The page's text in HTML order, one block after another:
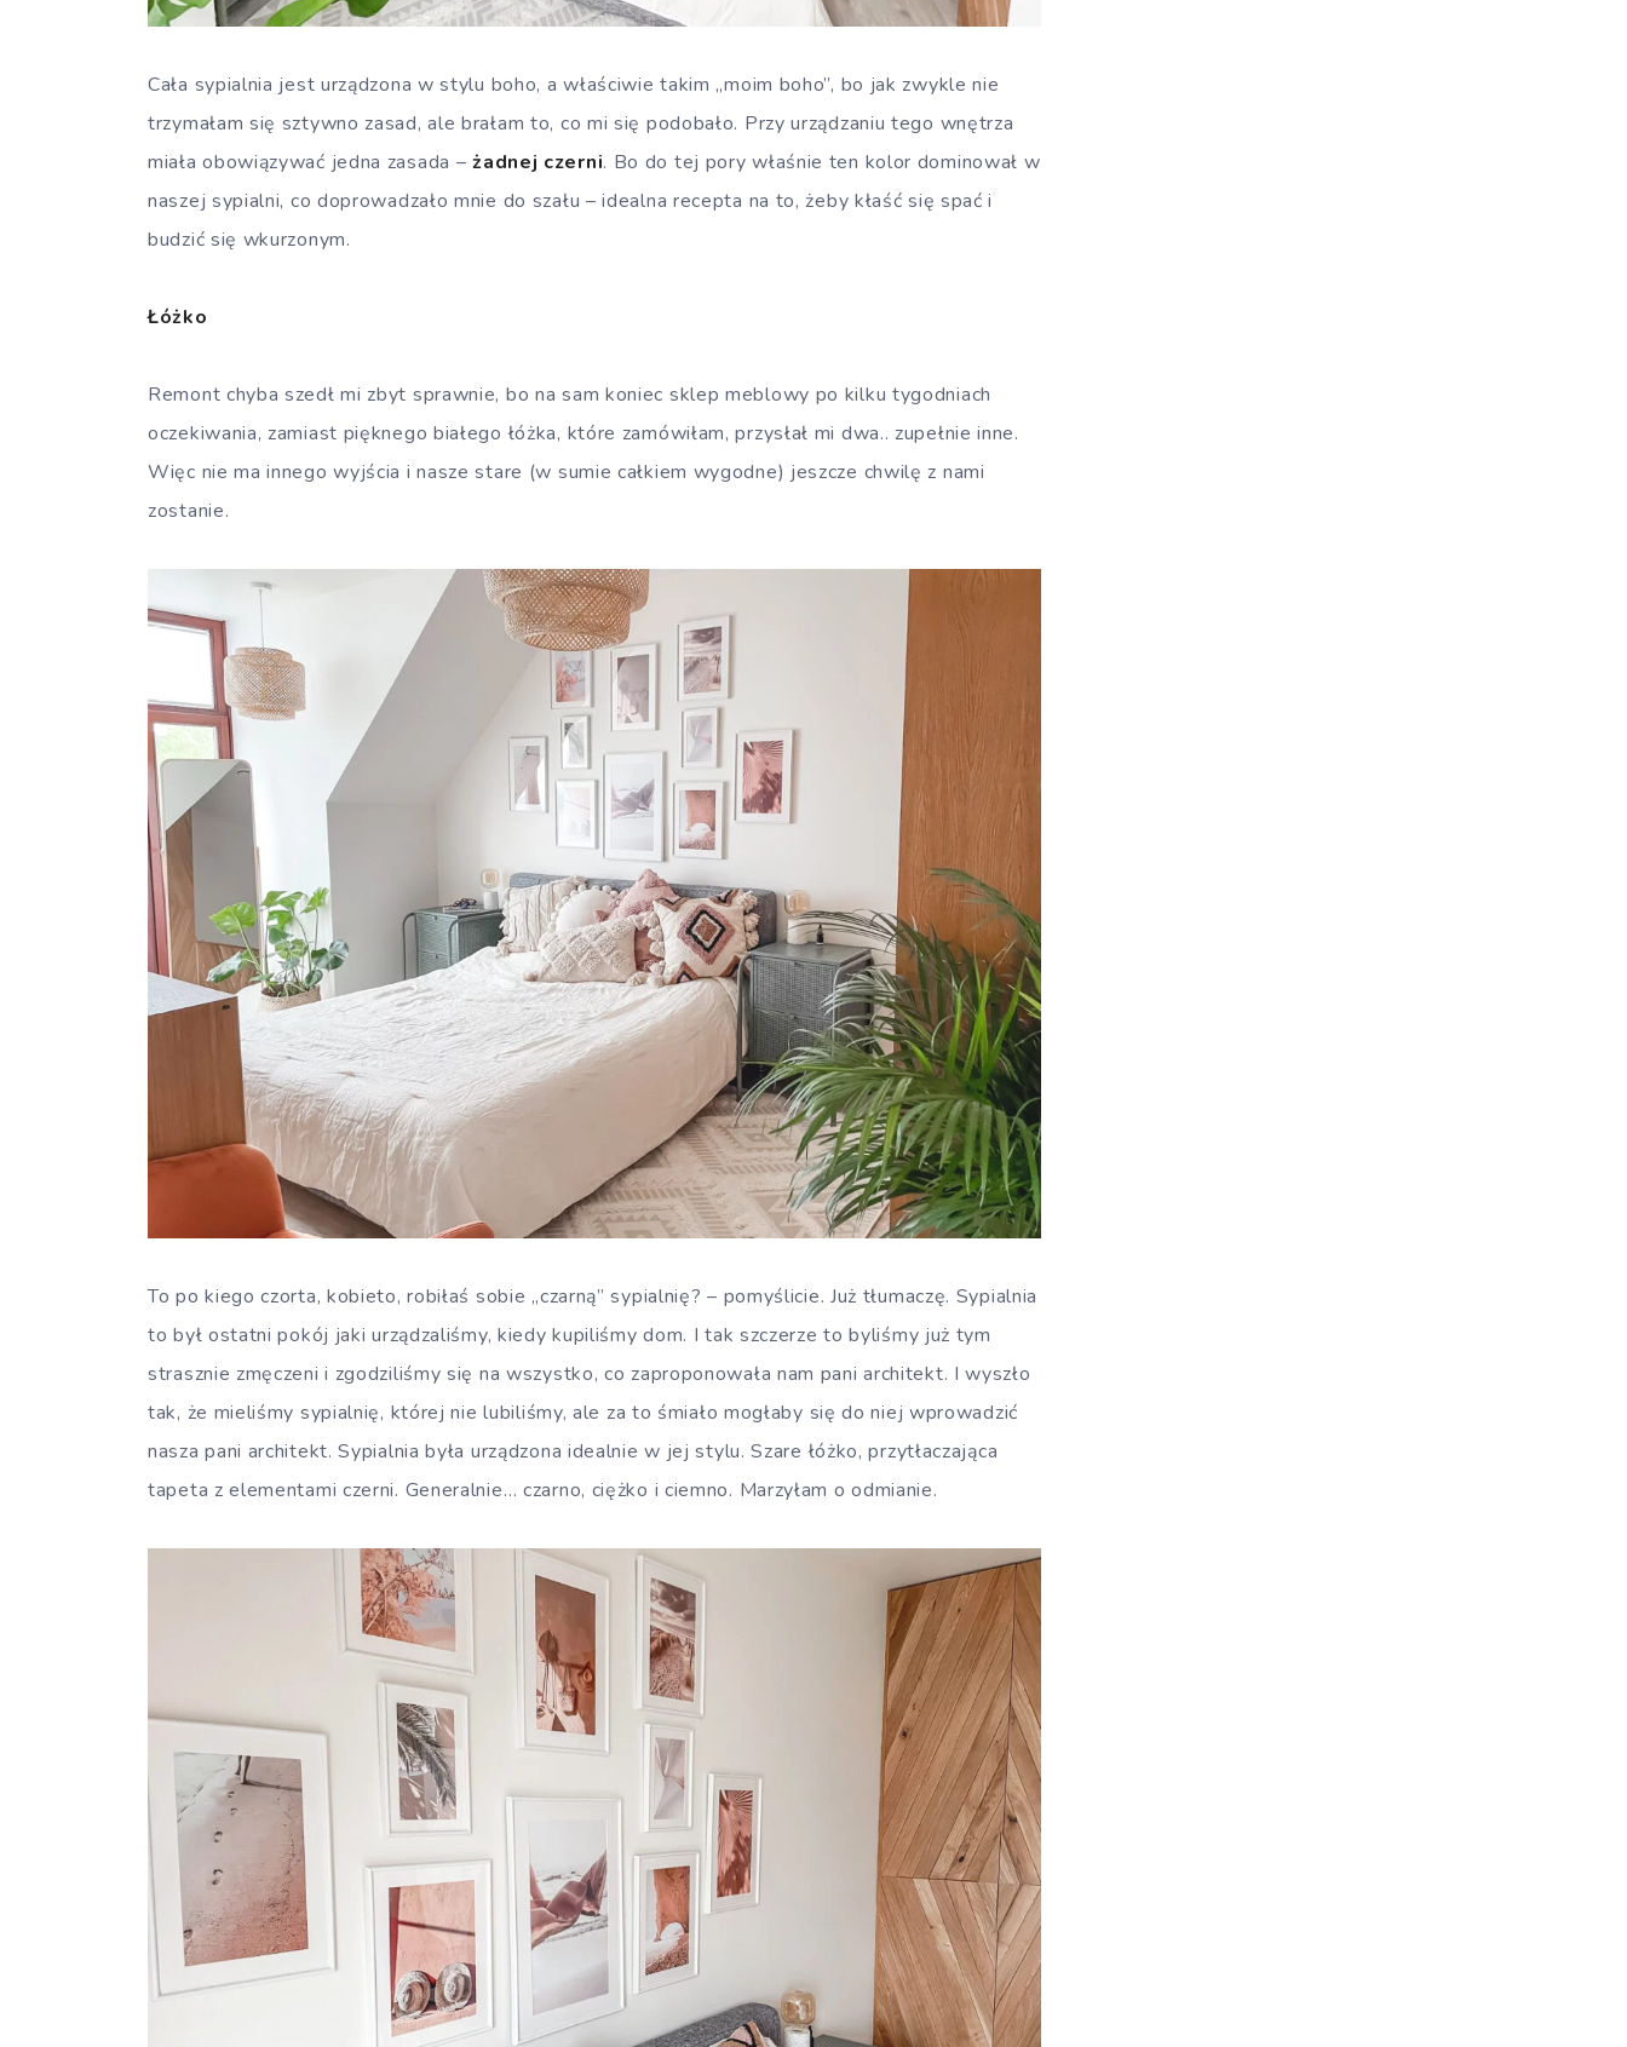
Cała sypialnia jest urządzona w stylu boho, a właściwie takim „moim boho”, bo jak zwykle nie
trzymałam się sztywno zasad, ale brałam to, co mi się podobało. Przy urządzaniu tego wnętrza
miała obowiązywać jedna zasada –żadnej czerni. Bo do tej pory właśnie ten kolor dominował w
naszej sypialni, co doprowadzało mnie do szału – idealna recepta na to, żeby kłaść się spać i
budzić się wkurzonym.
Łóżko
Remont chyba szedł mi zbyt sprawnie, bo na sam koniec sklep meblowy po kilku tygodniach
oczekiwania, zamiast pięknego białego łóżka, które zamówiłam, przysłał mi dwa.. zupełnie inne.
Więc nie ma innego wyjścia i nasze stare (w sumie całkiem wygodne) jeszcze chwilę z nami
zostanie.
To po kiego czorta, kobieto, robiłaś sobie „czarną” sypialnię? – pomyślicie. Już tłumaczę. Sypialnia
to był ostatni pokój jaki urządzaliśmy, kiedy kupiliśmy dom. I tak szczerze to byliśmy już tym
strasznie zmęczeni i zgodziliśmy się na wszystko, co zaproponowała nam pani architekt. I wyszło
tak, że mieliśmy sypialnię, której nie lubiliśmy, ale za to śmiało mogłaby się do niej wprowadzić
nasza pani architekt. Sypialnia była urządzona idealnie w jej stylu. Szare łóżko, przytłaczająca
tapeta z elementami czerni. Generalnie… czarno, ciężko i ciemno. Marzyłam o odmianie.